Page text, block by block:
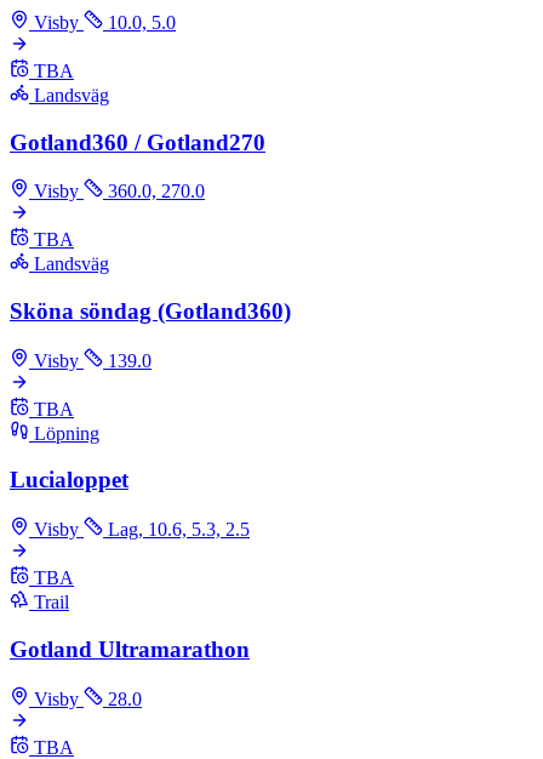
Visby 10.0, 5.0
TBA
Landsväg
Gotland360 / Gotland270
Visby 360.0, 270.0
TBA
Landsväg
Sköna söndag (Gotland360)
Visby 139.0
TBA
Löpning
Lucialoppet
Visby Lag, 10.6, 5.3, 2.5
TBA
Trail
Gotland Ultramarathon
Visby 28.0
TBA